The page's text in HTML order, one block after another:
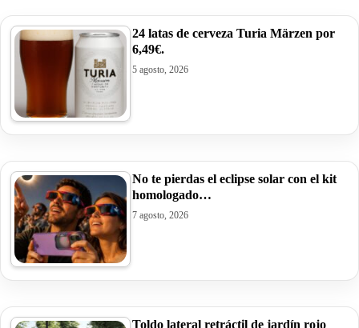
24 latas de cerveza Turia Märzen por
6,49€.
5 agosto, 2026
No te pierdas el eclipse solar con el kit
homologado…
7 agosto, 2026
Toldo lateral retráctil de jardín rojo